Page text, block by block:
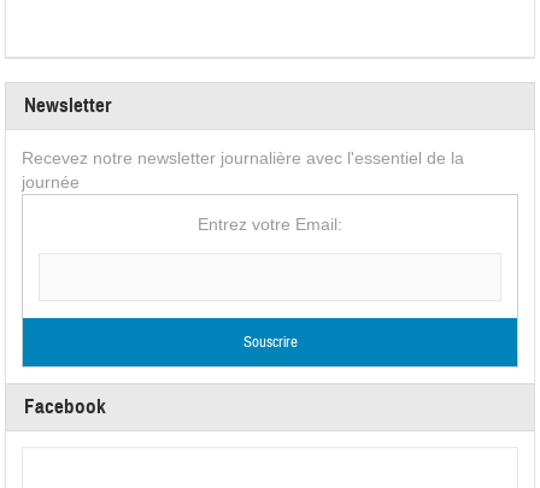
Newsletter
Recevez notre newsletter journalière avec l'essentiel de la
journée
Entrez votre Email:
Facebook